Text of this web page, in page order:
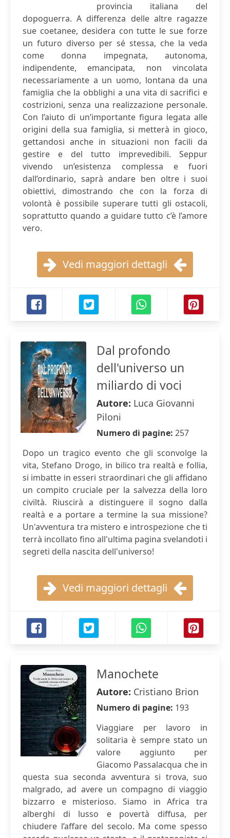
provincia italiana del
dopoguerra. A differenza delle altre ragazze
sue coetanee, desidera con tutte le sue forze
un futuro diverso per sé stessa, che la veda
come donna impegnata, autonoma,
indipendente, emancipata, non vincolata
necessariamente a un uomo, lontana da una
famiglia che la obblighi a una vita di sacrifici e
costrizioni, senza una realizzazione personale.
Con l’aiuto di un’importante figura legata alle
origini della sua famiglia, si metterà in gioco,
gettandosi anche in situazioni non facili da
gestire e del tutto imprevedibili. Seppur
vivendo un’esistenza complessa e fuori
dall’ordinario, saprà andare ben oltre i suoi
obiettivi, dimostrando che con la forza di
volontà è possibile superare tutti gli ostacoli,
soprattutto quando a guidare tutto c’è l’amore
vero.
Vedi maggiori dettagli
Dal profondo
dell'universo un
miliardo di voci
Autore: Luca Giovanni
Piloni
Numero di pagine: 257
Dopo un tragico evento che gli sconvolge la
vita, Stefano Drogo, in bilico tra realtà e follia,
si imbatte in esseri straordinari che gli affidano
un compito cruciale per la salvezza della loro
civiltà. Riuscirà a distinguere il sogno dalla
realtà e a portare a termine la sua missione?
Un'avventura tra mistero e introspezione che ti
terrà incollato fino all'ultima pagina svelandoti i
segreti della nascita dell'universo!
Vedi maggiori dettagli
Manochete
Autore: Cristiano Brion
Numero di pagine: 193
Viaggiare per lavoro in
solitaria è sempre stato un
valore aggiunto per
Giacomo Passalacqua che in
questa sua seconda avventura si trova, suo
malgrado, ad avere un compagno di viaggio
bizzarro e misterioso. Siamo in Africa tra
alberghi di lusso e povertà diffusa, per
chiudere l’affare del secolo. Ma come spesso